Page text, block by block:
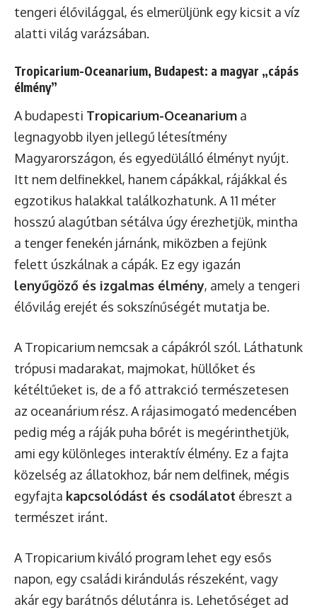
tengeri élővilággal, és elmerüljünk egy kicsit a víz
alatti világ varázsában.
Tropicarium-Oceanarium, Budapest: a magyar „cápás
élmény”
A budapesti Tropicarium-Oceanarium a
legnagyobb ilyen jellegű létesítmény
Magyarországon, és egyedülálló élményt nyújt.
Itt nem delfinekkel, hanem cápákkal, rájákkal és
egzotikus halakkal találkozhatunk. A 11 méter
hosszú alagútban sétálva úgy érezhetjük, mintha
a tenger fenekén járnánk, miközben a fejünk
felett úszkálnak a cápák. Ez egy igazán
lenyűgöző és izgalmas élmény, amely a tengeri
élővilág erejét és sokszínűségét mutatja be.
A Tropicarium nemcsak a cápákról szól. Láthatunk
trópusi madarakat, majmokat, hüllőket és
kétéltűeket is, de a fő attrakció természetesen
az oceanárium rész. A rájasimogató medencében
pedig még a ráják puha bőrét is megérinthetjük,
ami egy különleges interaktív élmény. Ez a fajta
közelség az állatokhoz, bár nem delfinek, mégis
egyfajta kapcsolódást és csodálatot ébreszt a
természet iránt.
A Tropicarium kiváló program lehet egy esős
napon, egy családi kirándulás részeként, vagy
akár egy barátnős délutánra is. Lehetőséget ad